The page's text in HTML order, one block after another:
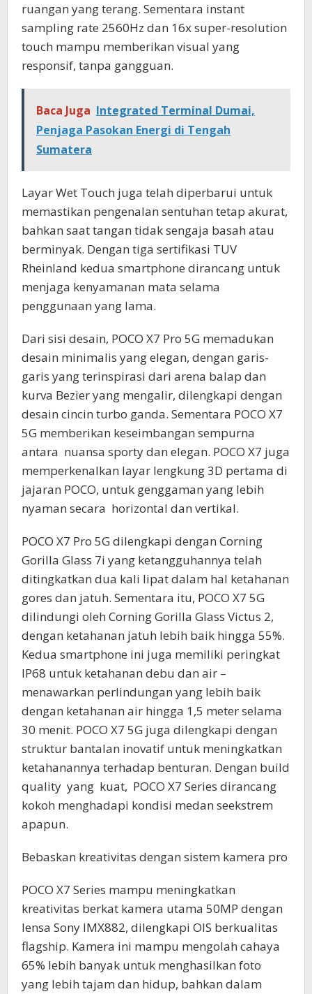
ruangan yang terang. Sementara instant
sampling rate 2560Hz dan 16x super-resolution
touch mampu memberikan visual yang
responsif, tanpa gangguan.
Baca Juga Integrated Terminal Dumai,
Penjaga Pasokan Energi di Tengah
Sumatera
Layar Wet Touch juga telah diperbarui untuk
memastikan pengenalan sentuhan tetap akurat,
bahkan saat tangan tidak sengaja basah atau
berminyak. Dengan tiga sertifikasi TUV
Rheinland kedua smartphone dirancang untuk
menjaga kenyamanan mata selama
penggunaan yang lama.
Dari sisi desain, POCO X7 Pro 5G memadukan
desain minimalis yang elegan, dengan garis-
garis yang terinspirasi dari arena balap dan
kurva Bezier yang mengalir, dilengkapi dengan
desain cincin turbo ganda. Sementara POCO X7
5G memberikan keseimbangan sempurna
antara nuansa sporty dan elegan. POCO X7 juga
memperkenalkan layar lengkung 3D pertama di
jajaran POCO, untuk genggaman yang lebih
nyaman secara horizontal dan vertikal.
POCO X7 Pro 5G dilengkapi dengan Corning
Gorilla Glass 7i yang ketangguhannya telah
ditingkatkan dua kali lipat dalam hal ketahanan
gores dan jatuh. Sementara itu, POCO X7 5G
dilindungi oleh Corning Gorilla Glass Victus 2,
dengan ketahanan jatuh lebih baik hingga 55%.
Kedua smartphone ini juga memiliki peringkat
IP68 untuk ketahanan debu dan air –
menawarkan perlindungan yang lebih baik
dengan ketahanan air hingga 1,5 meter selama
30 menit. POCO X7 5G juga dilengkapi dengan
struktur bantalan inovatif untuk meningkatkan
ketahanannya terhadap benturan. Dengan build
quality yang kuat, POCO X7 Series dirancang
kokoh menghadapi kondisi medan seekstrem
apapun.
Bebaskan kreativitas dengan sistem kamera pro
POCO X7 Series mampu meningkatkan
kreativitas berkat kamera utama 50MP dengan
lensa Sony IMX882, dilengkapi OIS berkualitas
flagship. Kamera ini mampu mengolah cahaya
65% lebih banyak untuk menghasilkan foto
yang lebih tajam dan hidup, bahkan dalam